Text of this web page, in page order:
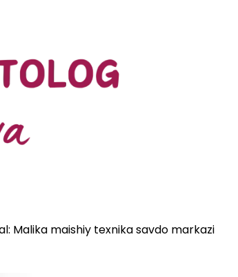
Malika maishiy texnika savdo markazi